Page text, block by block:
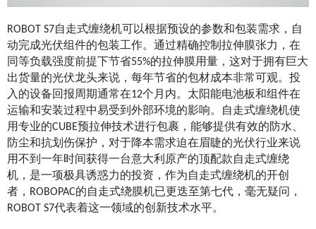
ROBOT S7自走式缠绕机可以根据预设的参数和包装需求，自
动完成光伏组件的包装工作。通过精确控制拉伸膜张力，在
同等负载强度前提下节省55%的拉伸膜用量，这对于拥有巨大
出货量的光伏龙头来说，每年节省的包材成本非常可观。投
入的设备回报周期通常在12个月内。 太阳能电池板和组件在
运输和安装过程中易受到外部环境的影响。自走式缠绕机使
用专业的CUBE预拉伸技术进行包裹，能够提供有效的防水、
防尘和抗划伤保护，对于降本需求迫在眉睫的光伏行业来说
用不到一年时间获得一台意大利原产的顶配款自走式缠绕
机，是一项极具诱惑力的投资，作为自走式缠绕机的开创
者，ROBOPAC的自走式绕膜机已更迭至第七代，毫无疑问，
ROBOT S7代表着这一领域的创新技术水平。